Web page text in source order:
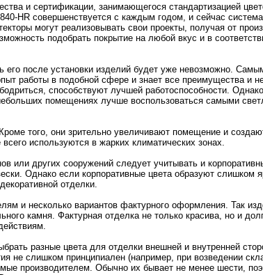
и сертификации, занимающегося стандартизацией
HR совершенствуется с каждым годом, и сейчас
могут реализовывать свои проекты, получая от
подобрать покрытие на любой вкус и в
его после установки изделий будет уже невозможно.
работы в подобной сфере и знает все преимущества и
способствуют лучшей работоспособности.
помещениях лучше воспользоваться самыми
того, они зрительно увеличивают помещение и
используются в жарких климатических зонах.
или других сооружений следует учитывать и
Однако если корпоративные цвета образуют слишком
отделки.
и несколько вариантов фактурного оформления. Так
камня. Фактурная отделка не только красива, но и
разные цвета для отделки внешней и внутренней
не слишком принципиален (например, при возведении
производителем. Обычно их бывает не менее шести,